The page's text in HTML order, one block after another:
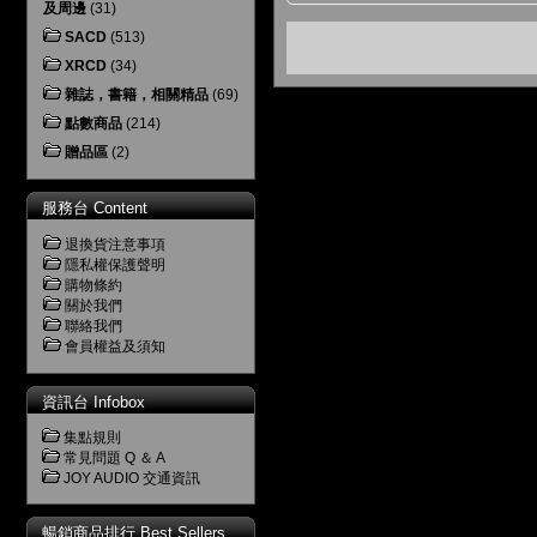
及周邊 (31)
SACD (513)
XRCD (34)
雜誌，書籍，相關精品 (69)
點數商品 (214)
贈品區 (2)
服務台 Content
退換貨注意事項
隱私權保護聲明
購物條約
關於我們
聯絡我們
會員權益及須知
資訊台 Infobox
集點規則
常見問題 Q ＆ A
JOY AUDIO 交通資訊
暢銷商品排行 Best Sellers